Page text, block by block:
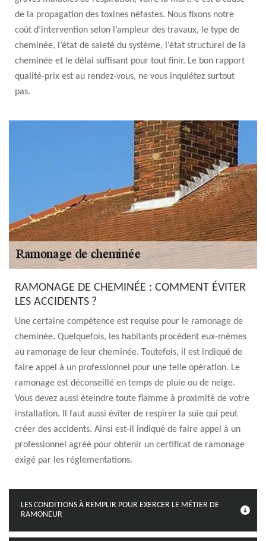
de la propagation des toxines néfastes. Nous fixons notre
coût d’intervention selon l’ampleur des travaux, le type de
cheminée, l’état de saleté du système, l’état structurel de la
cheminée et le délai suffisant pour tout finir. Le bon rapport
qualité-prix est au rendez-vous, ne vous inquiétez surtout
pas.
RAMONAGE DE CHEMINÉE : COMMENT ÉVITER
LES ACCIDENTS ?
Une certaine compétence est requise pour le ramonage de
cheminée. Quelquefois, les habitants procèdent eux-mêmes
au ramonage de leur cheminée. Toutefois, il est indiqué de
faire appel à un professionnel pour une telle opération. Le
ramonage est déconseillé en temps de pluie ou de neige.
Vous devez aussi éteindre toute flamme à proximité de votre
installation. Il faut aussi éviter de respirer la suie qui peut
créer des accidents. Ainsi est-il indiqué de faire appel à un
professionnel agréé pour obtenir un certificat de ramonage
exigé par les réglementations.
LES CONDITIONS À REMPLIR POUR EXERCER LE MÉTIER DE
RAMONEUR